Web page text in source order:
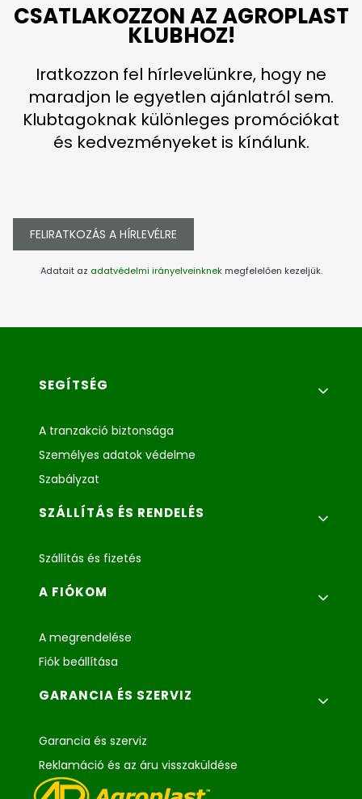
CSATLAKOZZON AZ AGROPLAST
KLUBHOZ!
Iratkozzon fel hírlevelünkre, hogy ne
maradjon le egyetlen ajánlatról sem.
Klubtagoknak különleges promóciókat
és kedvezményeket is kínálunk.
FELIRATKOZÁS A HÍRLEVÉLRE
Adatait az adatvédelmi irányelveinknekmegfelelően kezeljük.
Lábléc menü
SEGÍTSÉG
A tranzakció biztonsága
Személyes adatok védelme
Szabályzat
SZÁLLÍTÁS ÉS RENDELÉS
Szállítás és fizetés
A FIÓKOM
A megrendelése
Fiók beállítása
GARANCIA ÉS SZERVIZ
Garancia és szerviz
Reklamáció és az áru visszaküldése